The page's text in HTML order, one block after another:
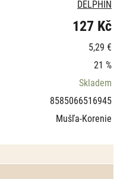
DELPHIN
127 Kč
5,29 €
21 %
Skladem
8585066516945
Mušľa-Korenie